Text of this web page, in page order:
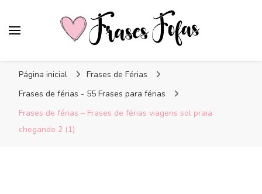
Página inicial
Frases de Férias
Frases de férias - 55 Frases para férias
Frases de férias – Frases de férias viagens sol praia
chegando 2 (1)